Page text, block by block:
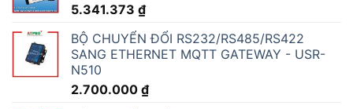
5.341.373 ₫
BỘ CHUYỂN ĐỔI RS232/RS485/RS422
SANG ETHERNET MQTT GATEWAY - USR-
N510
2.700.000 ₫